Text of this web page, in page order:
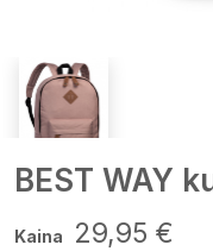
BEST WAY
Kaina 29,95 €